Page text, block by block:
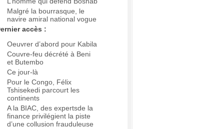
Malgré la bourrasque, le
navire amiral national vogue
accès :
Oeuvrer d’abord pour Kabila
Couvre-feu décrété à Beni
et Butembo
Ce jour-là
Pour le Congo, Félix
Tshisekedi parcourt les
continents
A la BIAC, des expertsde la
finance privilégient la piste
d’une collusion frauduleuse